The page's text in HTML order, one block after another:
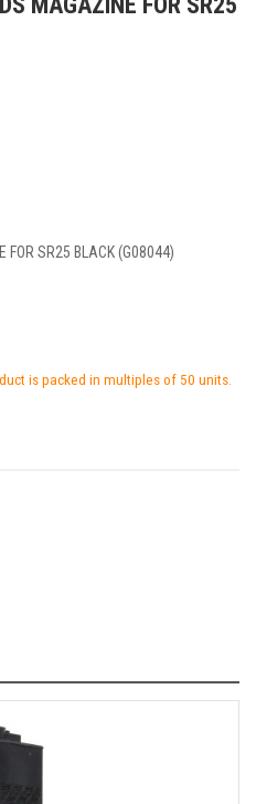
FOR SR25 BLACK (G08044)
is packed in multiples of 50 units.